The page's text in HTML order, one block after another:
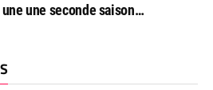
une une seconde saison…